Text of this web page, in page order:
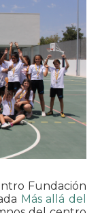
Fundación
Más allá del